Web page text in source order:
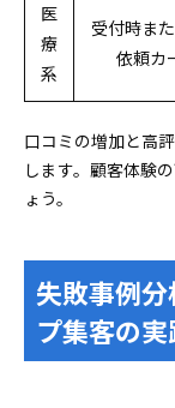
医
療
系
受付時ま
依頼カ
口コミの増加と高
します。顧客体験
ょう。
失敗事例
プ集客の